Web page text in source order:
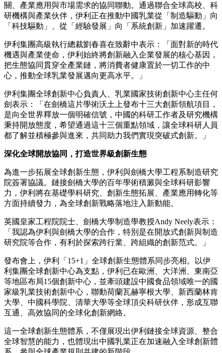
關、產業應用與市場需求的協同聯動。通過聯合全球高校、科
研機構與產業伙伴，伊利正在推動中國乳業從「制造驅動」向
「科技驅動」、從「經驗發展」向「系統創新」加速躍遷。
伊利集團高級執行總裁劉春喜在致辭中表示：「面對新的時代
機遇與產業使命，伊利始終將創新融入企業發展的核心基因，
把生態協同貫穿全產業鏈，將消費者健康置於一切工作的中
心，推動全球乳業發展邁向更高水平。」
伊利集團全球創新中心負責人、乳業國家技術創新中心主任何
劍表示：「在劍橋這片學術沃土上發布十三大創新領航項目，
是向全世界釋放一個明確信號，中國的科研工作者及研究機構
秉持開放態度，希望通過這十三個重點領域，讓全球科研人員
都了解並積極參與進來，共同助力我們實現突破式創新。」
深化全球開放協同，打造世界級創新生態
為進一步拓展全球創新生態，伊利與劍橋大學工程系制造研究
院簽署協議。鏈接劍橋大學的百年學術積澱與全球科研影響
力，伊利將在基礎學科研究、創新生態拓展、產業應用轉化等
方面持續發力，為全球創新戰略落地注入新動能。
英國皇家工程院院士、劍橋大學制造學教授Andy Neely表示：
「我認為伊利與劍橋大學的合作，特別是在開放式創新與制造
研究院等合作，有利於探索跨行業、跨組織的創新范式。」
發布會上，伊利「15+1」全球創新生態體系同步亮相。以伊
利集團全球創新中心為支點，伊利已在歐洲、大洋洲、東南亞
等地區布局15個創新中心，並牽頭建設中國食品領域唯一的國
家級乳業技術創新中心，聯動荷蘭瓦赫寧根大學、新西蘭林肯
大學、中國科學院、清華大學等全球頂尖科研伙伴，形成互聯
互通、高效協同的全球化創新網絡。
這一全球創新生態體系，不僅展現出伊利鏈接全球資源、整合
全球智慧的能力，也體現出中國乳業正在加速融入全球創新體